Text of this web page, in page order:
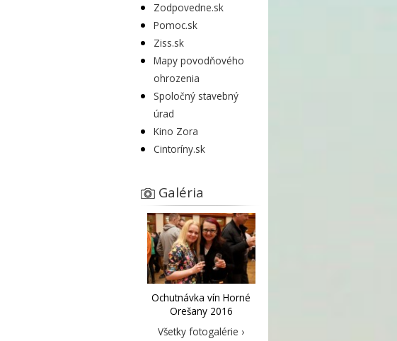
Zodpovedne.sk
Pomoc.sk
Ziss.sk
Mapy povodňového
ohrozenia
Spoločný stavebný
úrad
Kino Zora
Cintoríny.sk
Galéria
Ochutnávka vín Horné
Orešany 2016
Všetky fotogalérie ›